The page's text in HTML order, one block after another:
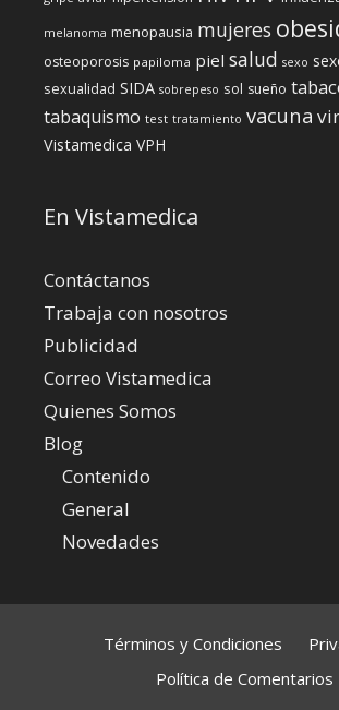
melanoma menopausia mujeres
osteoporosis papiloma piel salud sexo
sexualidad SIDA sobrepeso sol sueño
tabaquismo test tratamiento vacuna
Vistamedica VPH
En Vistamedica
Contáctanos
Trabaja con nosotros
Publicidad
Correo Vistamedica
Quienes Somos
Blog
Contenido
General
Novedades
Términos y Condiciones
Política de Comentarios